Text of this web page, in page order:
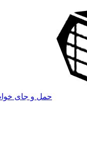
حمل و جای